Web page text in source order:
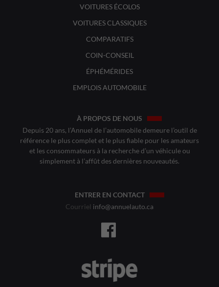
VOITURES ÉCOLOS
VOITURES CLASSIQUES
COMPARATIFS
COIN-CONSEIL
ÉPHÉMÉRIDES
EMPLOIS AUTOMOBILE
À PROPOS DE NOUS
Depuis 20 ans, l’Annuel de l’automobile demeure l’outil de
référence le plus complet et le plus fiable pour les amateurs
et les consommateurs à la recherche d’un véhicule ou
simplement à l’affût des dernières nouveautés.
ENTRER EN CONTACT
Courriel info@annuelauto.ca